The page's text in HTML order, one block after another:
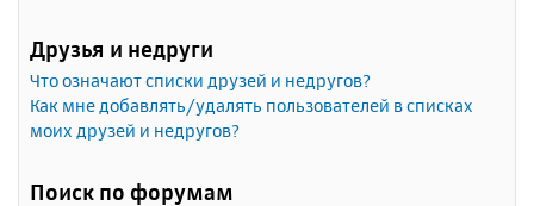
Друзья и недруги
Что означают списки друзей и недругов?
Как мне добавлять/удалять пользователей в списках
моих друзей и недругов?
Поиск по форумам